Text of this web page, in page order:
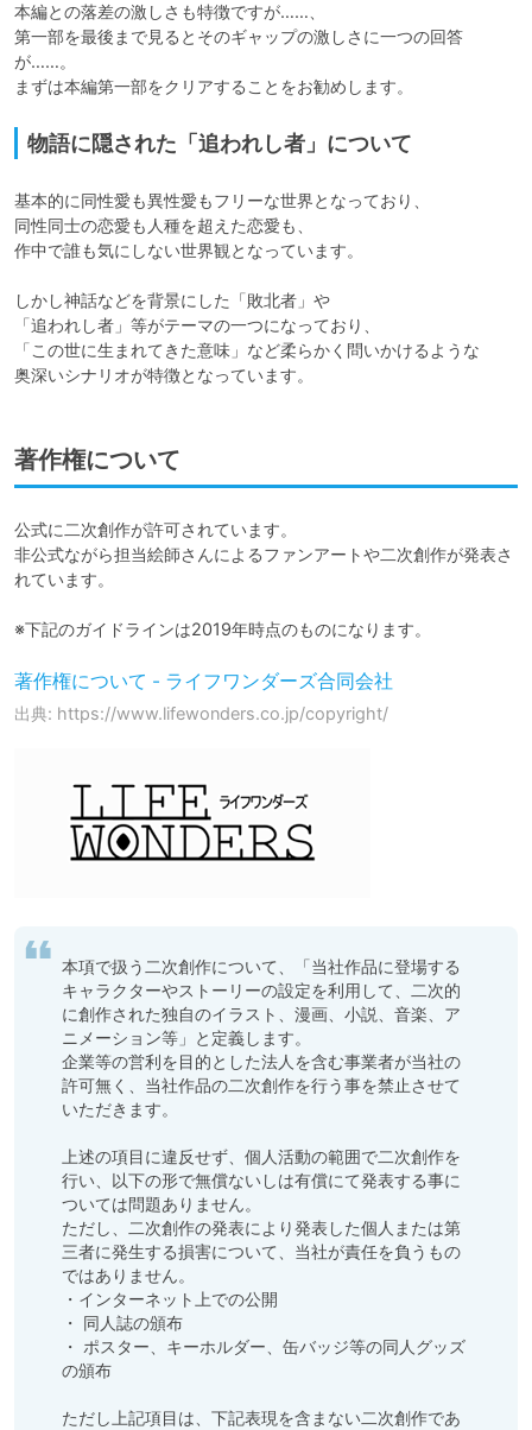
本編との落差の激しさも特徴ですが……、
第一部を最後まで見るとそのギャップの激しさに一つの回答
が……。
まずは本編第一部をクリアすることをお勧めします。
物語に隠された「追われし者」について
基本的に同性愛も異性愛もフリーな世界となっており、
同性同士の恋愛も人種を超えた恋愛も、
作中で誰も気にしない世界観となっています。
しかし神話などを背景にした「敗北者」や
「追われし者」等がテーマの一つになっており、
「この世に生まれてきた意味」など柔らかく問いかけるような
奥深いシナリオが特徴となっています。
著作権について
公式に二次創作が許可されています。
非公式ながら担当絵師さんによるファンアートや二次創作が発表さ
れています。
※下記のガイドラインは2019年時点のものになります。
著作権について - ライフワンダーズ合同会社
出典: https://www.lifewonders.co.jp/copyright/
本項で扱う二次創作について、「当社作品に登場する
キャラクターやストーリーの設定を利用して、二次的
に創作された独自のイラスト、漫画、小説、音楽、ア
ニメーション等」と定義します。
企業等の営利を目的とした法人を含む事業者が当社の
許可無く、当社作品の二次創作を行う事を禁止させて
いただきます。
上述の項目に違反せず、個人活動の範囲で二次創作を
行い、以下の形で無償ないしは有償にて発表する事に
ついては問題ありません。
ただし、二次創作の発表により発表した個人または第
三者に発生する損害について、当社が責任を負うもの
ではありません。
・インターネット上での公開
・ 同人誌の頒布
・ ポスター、キーホルダー、缶バッジ等の同人グッズ
の頒布
ただし上記項目は、下記表現を含まない二次創作であ